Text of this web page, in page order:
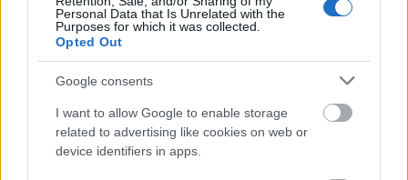
Personal Data that Is Unrelated with the
Purposes for which it was collected.
Opted Out
Google consents
I want to allow Google to enable storage
related to advertising like cookies on web or
device identifiers in apps.
ellenére is ijesztő monológ – Puszta gyomra –
gyorsan be is rántja a hallgatót, a
kiszámíthatatlanság pedig az egész lemez egyik
legfőbb jellemzője. A BIPOLARIS frontember, Soma
közreműködésével készült
nagyon távol áll a
black metal bármely formájától. Kísérleti jellege
szerencsére nem hozzá magával azt az
automatizmust, miszerint a szerzeménynek egyúttal